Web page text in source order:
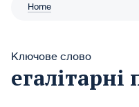
Home
Ключове слово